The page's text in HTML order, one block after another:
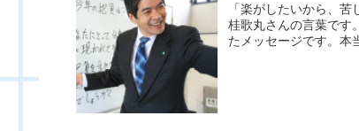
「楽がしたいから、
桂歌丸さんの言葉です
たメッセージです。本